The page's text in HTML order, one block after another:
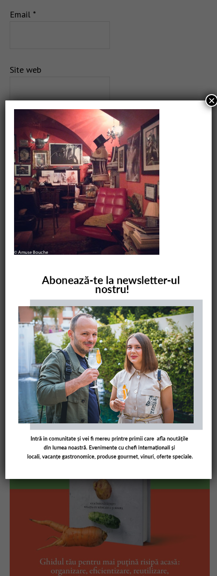
Email *
Site web
Salvează-mi numele, emailul și site-ul web în acest
navigator pentru data viitoare când o să comentez.
CAUTARE
COMANDĂ CARTEA NOASTRĂ
×